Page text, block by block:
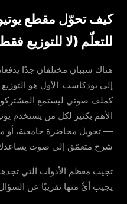
كيف تحوّل مقطع
للتعلّم (لا للتوزيع
هناك سببان مختلفان جدًا
إلى بودكاست. الأول هو
كملف صوتي ليستمع
الأهم بكثير لكل من يستخدم
شرح متعمّق إلى صوت يساعدك
تجيب معظم الأدوات التي
يجيب أيٌّ منها تقريبًا عن السؤال